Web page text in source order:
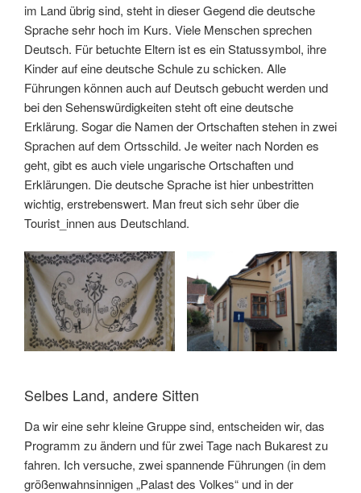
im Land übrig sind, steht in dieser Gegend die deutsche
Sprache sehr hoch im Kurs. Viele Menschen sprechen
Deutsch. Für betuchte Eltern ist es ein Statussymbol, ihre
Kinder auf eine deutsche Schule zu schicken. Alle
Führungen können auch auf Deutsch gebucht werden und
bei den Sehenswürdigkeiten steht oft eine deutsche
Erklärung. Sogar die Namen der Ortschaften stehen in zwei
Sprachen auf dem Ortsschild. Je weiter nach Norden es
geht, gibt es auch viele ungarische Ortschaften und
Erklärungen. Die deutsche Sprache ist hier unbestritten
wichtig, erstrebenswert. Man freut sich sehr über die
Tourist_innen aus Deutschland.
Selbes Land, andere Sitten
Da wir eine sehr kleine Gruppe sind, entscheiden wir, das
Programm zu ändern und für zwei Tage nach Bukarest zu
fahren. Ich versuche, zwei spannende Führungen (in dem
größenwahnsinnigen „Palast des Volkes“ und in der